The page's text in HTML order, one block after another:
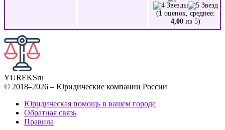
(1 оценок, среднее:
4,00 из 5)
YUREKSru
© 2018–2026 – Юридические компании России
Юридическая помощь в вашем городе
Обратная связь
Правила